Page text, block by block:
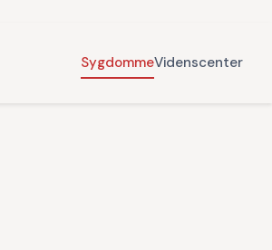
SygdommeVidenscenter